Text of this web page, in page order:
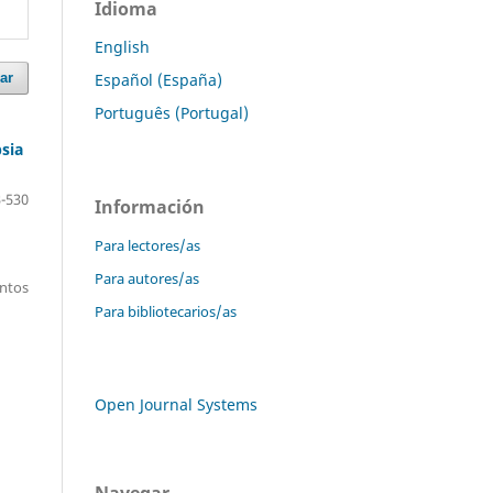
530
Idioma
English
Español (España)
Português (Portugal)
Información
Para lectores/as
Para autores/as
Para bibliotecarios/as
Open Journal Systems